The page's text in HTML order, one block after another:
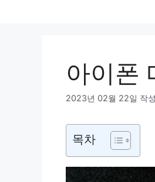
아이폰
2023년 02월 22일 작
목차